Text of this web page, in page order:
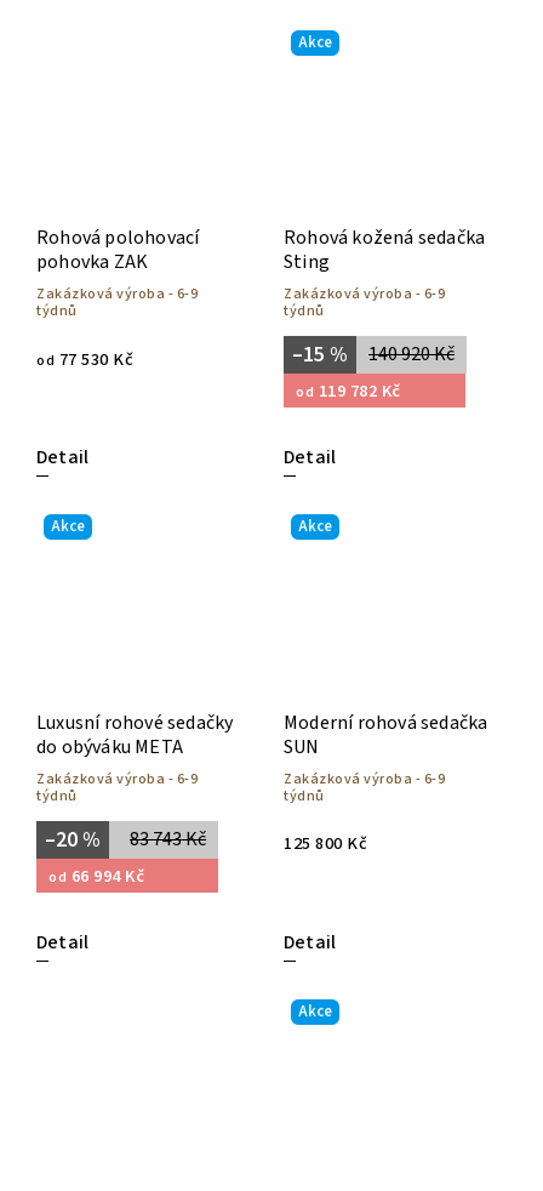
Rohová polohovací
pohovka ZAK
Zakázková výroba - 6-9
týdnů
od 77 530 Kč
Detail
Akce
Rohová kožená sedačka
Sting
Zakázková výroba - 6-9
týdnů
140 920 Kč
–15 %
od 119 782 Kč
Detail
Akce
Luxusní rohové sedačky
do obýváku META
Zakázková výroba - 6-9
týdnů
83 743 Kč
–20 %
od 66 994 Kč
Detail
Akce
Moderní rohová sedačka
SUN
Zakázková výroba - 6-9
týdnů
125 800 Kč
Detail
Akce